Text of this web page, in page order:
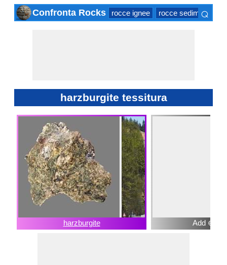
Confronta Rocks rocce ignee rocce sedimentarie
⌕
harzburgite tessitura
harzburgite Add ⊕